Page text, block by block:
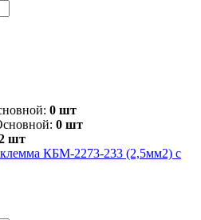
0 шт
0 шт
шт
КБМ-2273-233 (2,5мм2) с